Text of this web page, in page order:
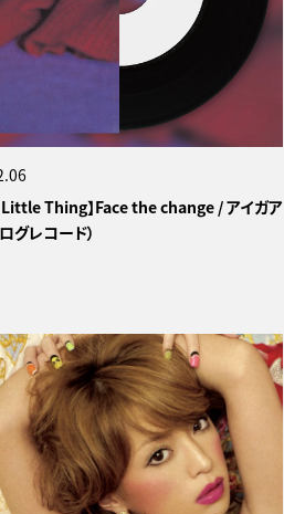
Little Thing】Face the change / アイガア
グレコード）